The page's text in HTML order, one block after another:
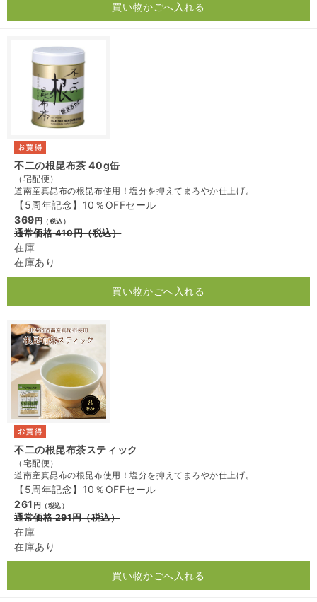
買い物かごへ入れる
不二の根昆布茶 40g缶
（宅配便）
道南産真昆布の根昆布使用！塩分を抑えてまろやか仕上げ。
【5周年記念】10％OFFセール
369 円 （税込）
通常価格410円（税込）
在庫
在庫あり
買い物かごへ入れる
不二の根昆布茶スティック
（宅配便）
道南産真昆布の根昆布使用！塩分を抑えてまろやか仕上げ。
【5周年記念】10％OFFセール
261 円 （税込）
通常価格291円（税込）
在庫
在庫あり
買い物かごへ入れる